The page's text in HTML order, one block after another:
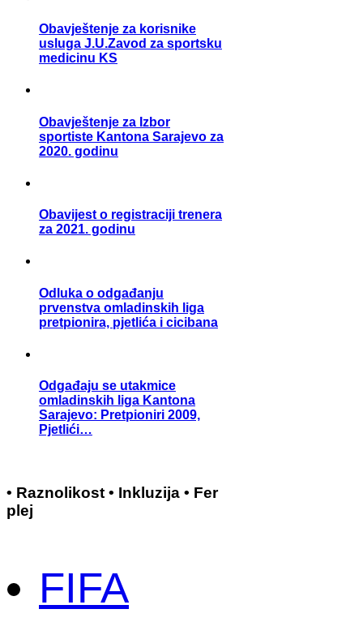
Obavještenje za korisnike
usluga J.U.Zavod za sportsku
medicinu KS
Obavještenje za Izbor
sportiste Kantona Sarajevo za
2020. godinu
Obavijest o registraciji trenera
za 2021. godinu
Odluka o odgađanju
prvenstva omladinskih liga
pretpionira, pjetlića i cicibana
Odgađaju se utakmice
omladinskih liga Kantona
Sarajevo: Pretpioniri 2009,
Pjetlići…
• Raznolikost • Inkluzija • Fer
plej
FIFA